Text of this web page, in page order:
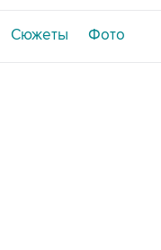
Сюжеты Фото